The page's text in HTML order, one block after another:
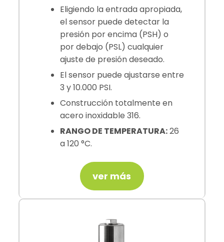
Eligiendo la entrada apropiada,
el sensor puede detectar la
presión por encima (PSH) o
por debajo (PSL) cualquier
ajuste de presión deseado.
El sensor puede ajustarse entre
3 y 10.000 PSI.
Construcción totalmente en
acero inoxidable 316.
RANGO DE TEMPERATURA:26
a 120 °C.
ver más